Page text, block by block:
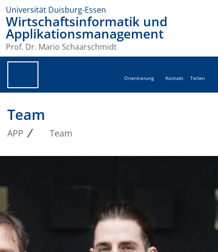
Universität Duisburg-Essen
Wirtschaftsinformatik und
Applikationsmanagement
Prof. Dr. Mario Schaarschmidt
Orientierung Kontakt Teilen
Team
APP Team